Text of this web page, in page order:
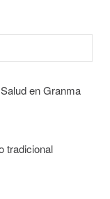
en Granma
tradicional